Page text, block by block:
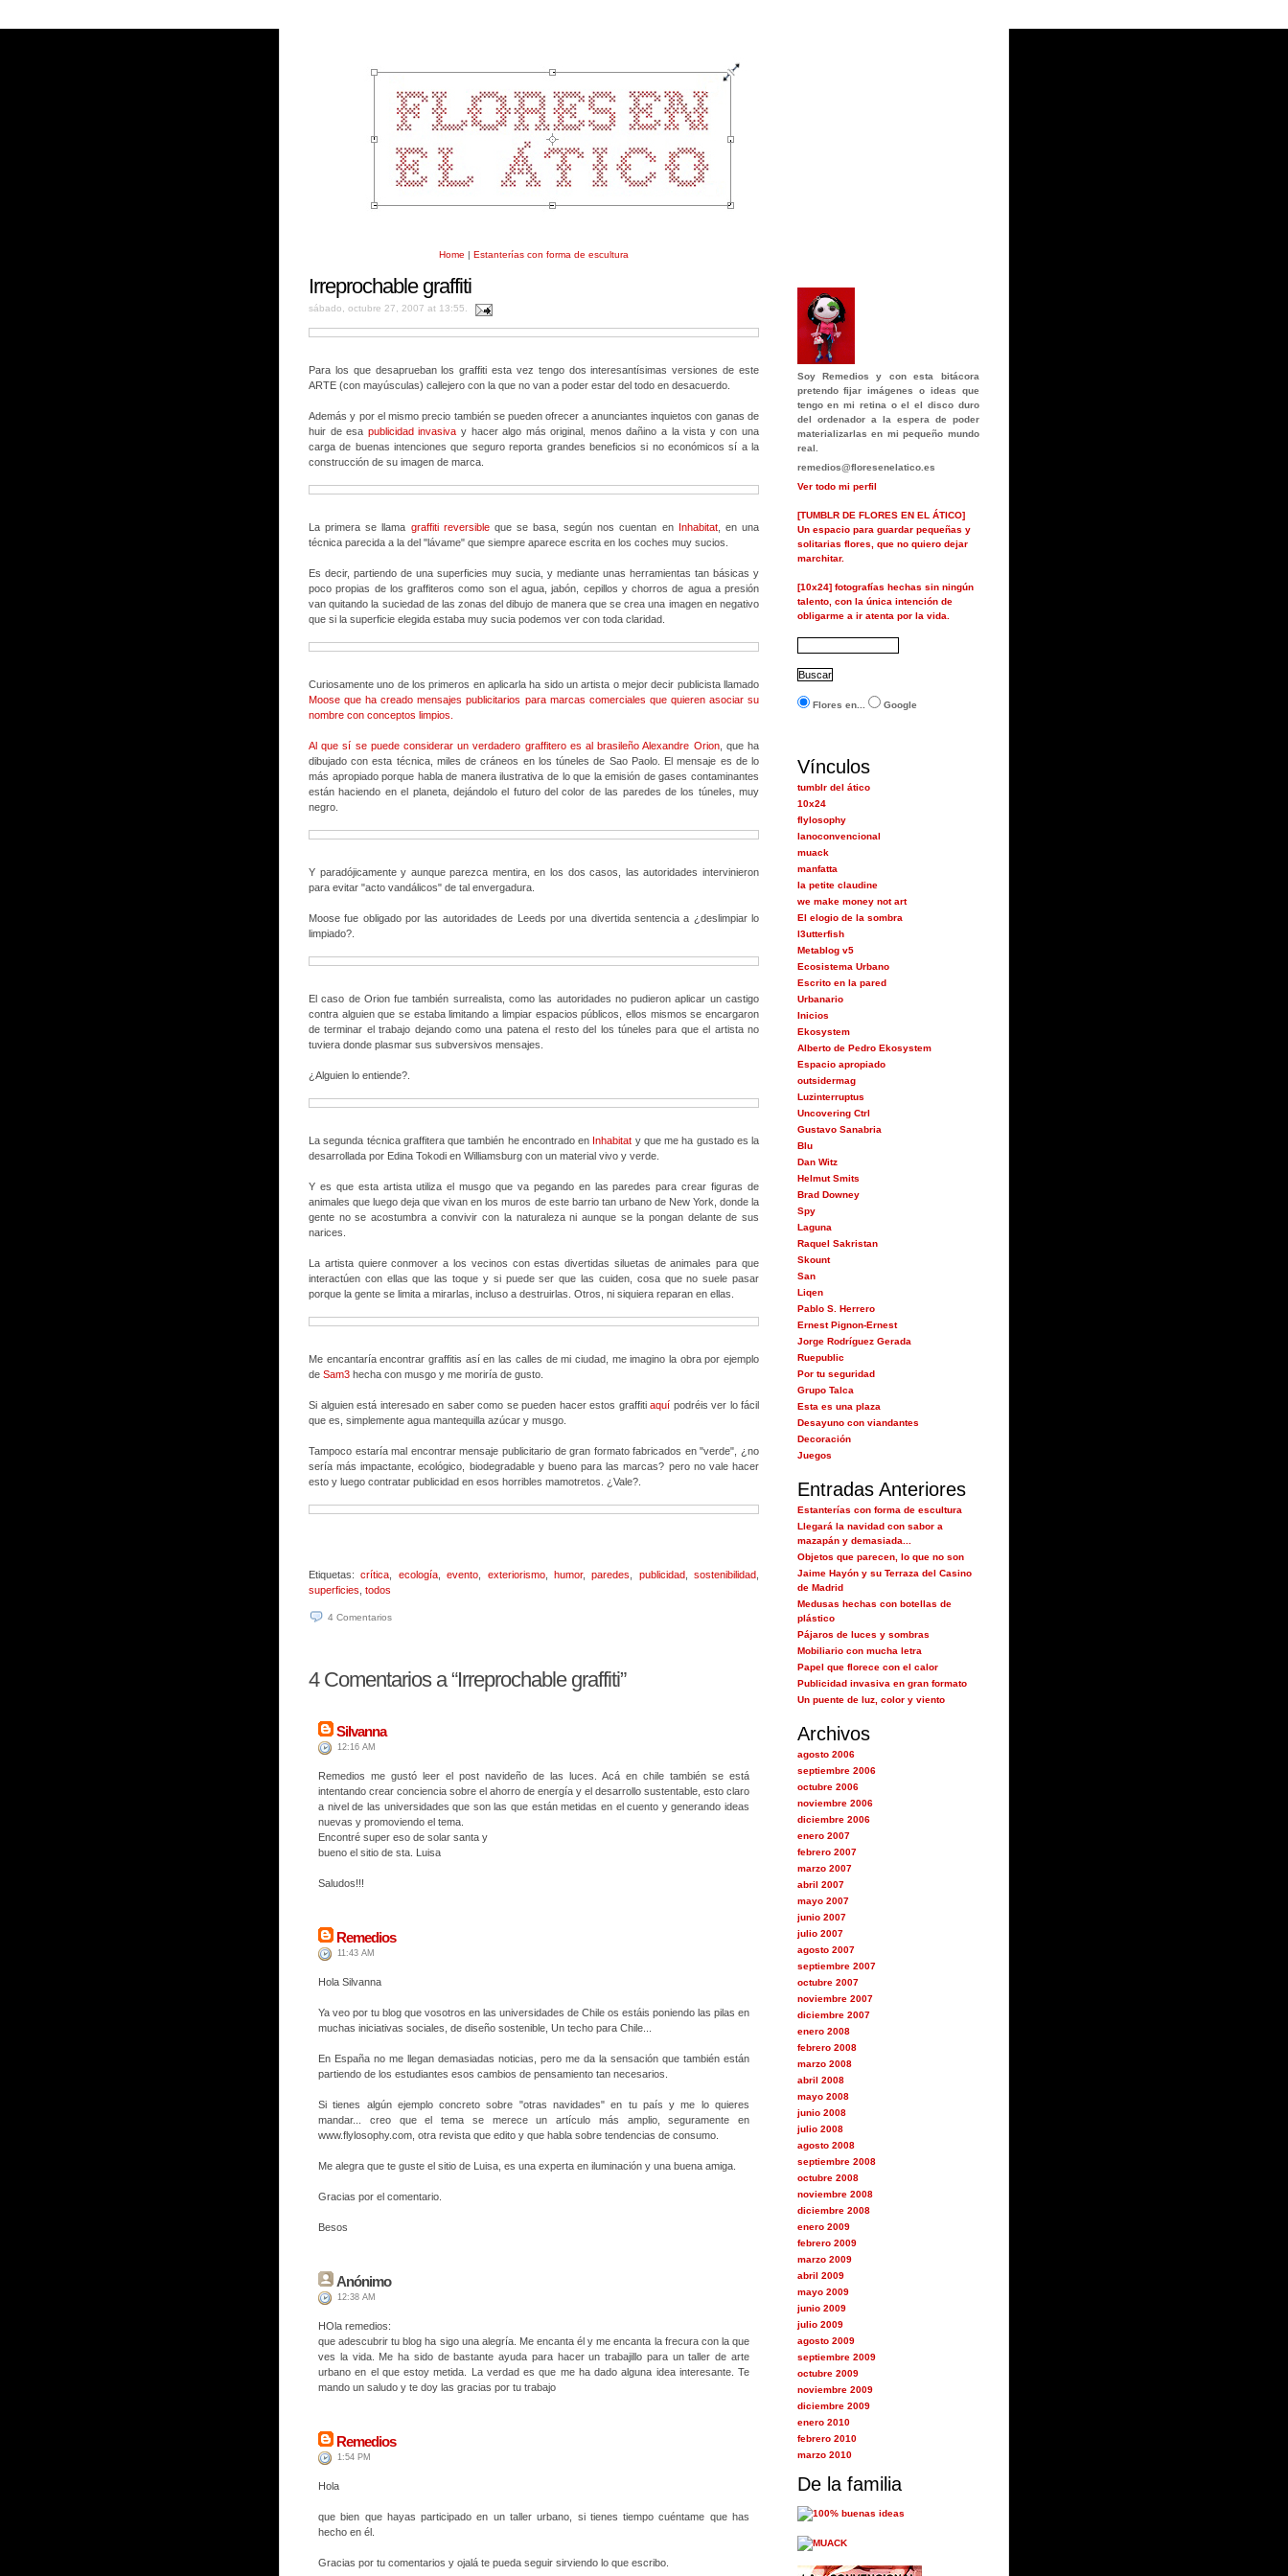
Home | Estanterías con forma de escultura
Irreprochable graffiti
sábado, octubre 27, 2007 at 13:55.
Para los que desaprueban los graffiti esta vez tengo dos interesantísimas versiones de este
ARTE (con mayúsculas) callejero con la que no van a poder estar del todo en desacuerdo.
Además y por el mismo precio también se pueden ofrecer a anunciantes inquietos con ganas de
huir de esa publicidad invasiva y hacer algo más original, menos dañino a la vista y con una
carga de buenas intenciones que seguro reporta grandes beneficios si no económicos sí a la
construcción de su imagen de marca.
La primera se llama graffiti reversibleque se basa, según nos cuentan en Inhabitat, en una
técnica parecida a la del "lávame" que siempre aparece escrita en los coches muy sucios.
Es decir, partiendo de una superficies muy sucia, y mediante unas herramientas tan básicas y
poco propias de los graffiteros como son el agua, jabón, cepillos y chorros de agua a presión
van quitando la suciedad de las zonas del dibujo de manera que se crea una imagen en negativo
que si la superficie elegida estaba muy sucia podemos ver con toda claridad.
Curiosamente uno de los primeros en aplicarla ha sido un artista o mejor decir publicista llamado
Moose que ha creado mensajes publicitarios para marcas comerciales que quieren asociar su
nombre con conceptos limpios.
Al que sí se puede considerar un verdadero graffitero es al brasileñoAlexandre Orion, que ha
dibujado con esta técnica, miles de cráneos en los túneles de Sao Paolo. El mensaje es de lo
más apropiado porque habla de manera ilustrativa de lo que la emisión de gases contaminantes
están haciendo en el planeta, dejándolo el futuro del color de las paredes de los túneles, muy
negro.
Y paradójicamente y aunque parezca mentira, en los dos casos, las autoridades intervinieron
para evitar "acto vandálicos" de tal envergadura.
Moose fue obligado por las autoridades de Leeds por una divertida sentencia a ¿deslimpiar lo
limpiado?.
El caso de Orion fue también surrealista, como las autoridades no pudieron aplicar un castigo
contra alguien que se estaba limitando a limpiar espacios públicos, ellos mismos se encargaron
de terminar el trabajo dejando como una patena el resto del los túneles para que el artista no
tuviera donde plasmar sus subversivos mensajes.
¿Alguien lo entiende?.
La segunda técnica graffitera que también he encontrado en Inhabitat y que me ha gustado es la
desarrollada por Edina Tokodi en Williamsburg con un material vivo y verde.
Y es que esta artista utiliza el musgo que va pegando en las paredes para crear figuras de
animales que luego deja que vivan en los muros de este barrio tan urbano de New York, donde la
gente no se acostumbra a convivir con la naturaleza ni aunque se la pongan delante de sus
narices.
La artista quiere conmover a los vecinos con estas divertidas siluetas de animales para que
interactúen con ellas que las toque y si puede ser que las cuiden, cosa que no suele pasar
porque la gente se limita a mirarlas, incluso a destruirlas. Otros, ni siquiera reparan en ellas.
Me encantaría encontrar graffitis así en las calles de mi ciudad, me imagino la obra por ejemplo
de Sam3 hecha con musgo y me moriría de gusto.
Si alguien está interesado en saber como se pueden hacer estos graffiti aquí podréis ver lo fácil
que es, simplemente agua mantequilla azúcar y musgo.
Tampoco estaría mal encontrar mensaje publicitario de gran formato fabricados en "verde", ¿no
sería más impactante, ecológico, biodegradable y bueno para las marcas? pero no vale hacer
esto y luego contratar publicidad en esos horribles mamotretos. ¿Vale?.
Etiquetas:crítica ecología,evento exteriorismo, humor,paredes publicidad, sostenibilidad
superficies todos
4 Comentarios
4Comentarios a “Irreprochable graffiti”
Silvanna
12:16 AM
Remedios me gustó leer el post navideño de las luces. Acá en chile también se está
intentando crear conciencia sobre el ahorro de energía y el desarrollo sustentable, esto claro
a nivel de las universidades que son las que están metidas en el cuento y generando ideas
nuevas y promoviendo el tema.
Encontré super eso de solar santa y
bueno el sitio de sta. Luisa
Saludos!!!
Remedios
11:43 AM
Hola Silvanna
Ya veo por tu blog que vosotros en las universidades de Chile os estáis poniendo las pilas en
muchas iniciativas sociales, de diseño sostenible, Un techo para Chile...
En España no me llegan demasiadas noticias, pero me da la sensación que también están
partiendo de los estudiantes esos cambios de pensamiento tan necesarios.
Si tienes algún ejemplo concreto sobre "otras navidades" en tu país y me lo quieres
mandar... creo que el tema se merece un artículo más amplio, seguramente en
www.flylosophy.com, otra revista que edito y que habla sobre tendencias de consumo.
Me alegra que te guste el sitio de Luisa, es una experta en iluminación y una buena amiga.
Gracias por el comentario.
Besos
Anónimo
12:38 AM
HOla remedios:
que adescubrir tu blog ha sigo una alegría. Me encanta él y me encanta la frecura con la que
ves la vida. Me ha sido de bastante ayuda para hacer un trabajillo para un taller de arte
urbano en el que estoy metida. La verdad es que me ha dado alguna idea interesante. Te
mando un saludo y te doy las gracias por tu trabajo
Remedios
1:54 PM
Hola
que bien que hayas participado en un taller urbano, si tienes tiempo cuéntame que has
hecho en él.
Gracias por tu comentarios y ojalá te pueda seguir sirviendo lo que escribo.
Soy Remedios y con esta bitácora
pretendo fijar imágenes o ideas que
tengo en mi retina o el el disco duro
del ordenador a la espera de poder
materializarlas en mi pequeño mundo
real.
remedios@floresenelatico.es
Ver todo mi perfil
[TUMBLR DE FLORES EN EL ÁTICO]
Un espacio para guardar pequeñas y
solitarias flores, que no quiero dejar
marchitar.
[10x24] fotografías hechas sin ningún
talento, con la única intención de
obligarme a ir atenta por la vida.
Flores en... Google
Vínculos
tumblr del ático
10x24
flylosophy
lanoconvencional
muack
manfatta
la petite claudine
we make money not art
El elogio de la sombra
l3utterfish
Metablog v5
Ecosistema Urbano
Escrito en la pared
Urbanario
Inicios
Ekosystem
Alberto de Pedro Ekosystem
Espacio apropiado
outsidermag
Luzinterruptus
Uncovering Ctrl
Gustavo Sanabria
Blu
Dan Witz
Helmut Smits
Brad Downey
Spy
Laguna
Raquel Sakristan
Skount
San
Liqen
Pablo S. Herrero
Ernest Pignon-Ernest
Jorge Rodríguez Gerada
Ruepublic
Por tu seguridad
Grupo Talca
Esta es una plaza
Desayuno con viandantes
Decoración
Juegos
Entradas Anteriores
Estanterías con forma de escultura
Llegará la navidad con sabor a
mazapán y demasiada...
Objetos que parecen, lo que no son
Jaime Hayón y su Terraza del Casino
de Madrid
Medusas hechas con botellas de
plástico
Pájaros de luces y sombras
Mobiliario con mucha letra
Papel que florece con el calor
Publicidad invasiva en gran formato
Un puente de luz, color y viento
Archivos
agosto 2006
septiembre 2006
octubre 2006
noviembre 2006
diciembre 2006
enero 2007
febrero 2007
marzo 2007
abril 2007
mayo 2007
junio 2007
julio 2007
agosto 2007
septiembre 2007
octubre 2007
noviembre 2007
diciembre 2007
enero 2008
febrero 2008
marzo 2008
abril 2008
mayo 2008
junio 2008
julio 2008
agosto 2008
septiembre 2008
octubre 2008
noviembre 2008
diciembre 2008
enero 2009
febrero 2009
marzo 2009
abril 2009
mayo 2009
junio 2009
julio 2009
agosto 2009
septiembre 2009
octubre 2009
noviembre 2009
diciembre 2009
enero 2010
febrero 2010
marzo 2010
De la familia